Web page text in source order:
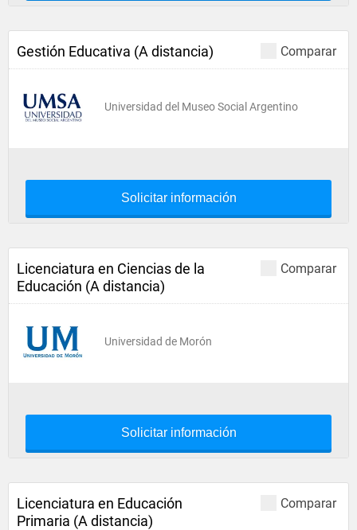
Comparar
Gestión Educativa (A distancia)
Universidad del Museo Social Argentino
Solicitar información
Comparar
Licenciatura en Ciencias de la
Educación (A distancia)
Universidad de Morón
Solicitar información
Comparar
Licenciatura en Educación
Primaria (A distancia)